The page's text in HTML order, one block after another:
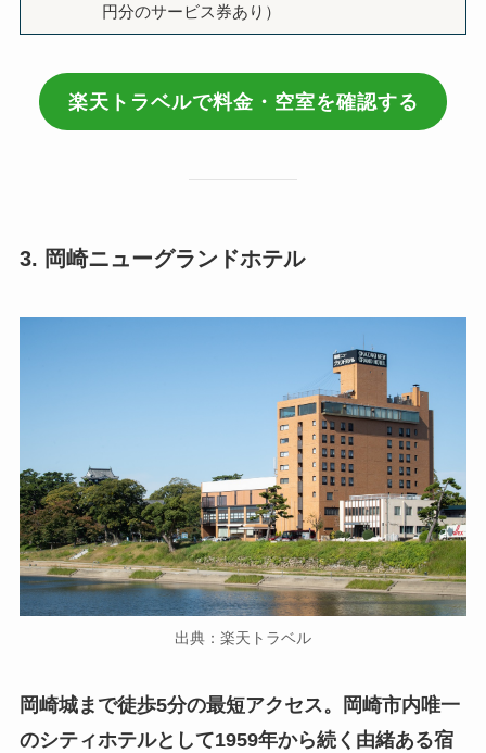
円分のサービス券あり）
楽天トラベルで料金・空室を確認する
3. 岡崎ニューグランドホテル
出典：楽天トラベル
岡崎城まで徒歩5分の最短アクセス。岡崎市内唯一
のシティホテルとして1959年から続く由緒ある宿